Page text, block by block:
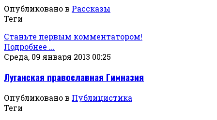
Опубликовано в Рассказы
Теги
Станьте первым комментатором!
Подробнее ...
Среда, 09 января 2013 00:25
Луганская православная Гимназия
Опубликовано в Публицистика
Теги